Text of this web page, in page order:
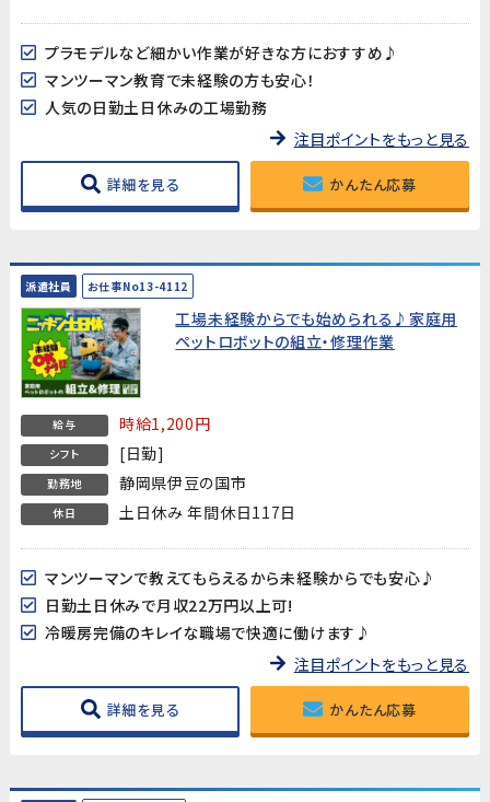
プラモデルなど細かい作業が好きな方におすすめ♪
マンツーマン教育で未経験の方も安心！
人気の日勤土日休みの工場勤務
注目ポイントをもっと見る
詳細を見る かんたん応募
派遣社員 お仕事No13-4112
工場未経験からでも始められる♪家庭用
ペットロボットの組立・修理作業
給与 時給1,200円
シフト [日勤]
勤務地 静岡県伊豆の国市
休日 土日休み 年間休日117日
マンツーマンで教えてもらえるから未経験からでも安心♪
日勤土日休みで月収22万円以上可!
冷暖房完備のキレイな職場で快適に働けます♪
注目ポイントをもっと見る
詳細を見る かんたん応募